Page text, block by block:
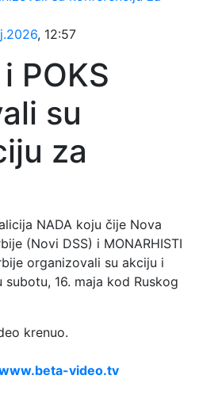
, 12:57
POKS
su
za
NADA koju čije Nova
(Novi DSS) i MONARHISTI
organizovali su akciju i
16. maja kod Ruskog
krenuo.
video.tv